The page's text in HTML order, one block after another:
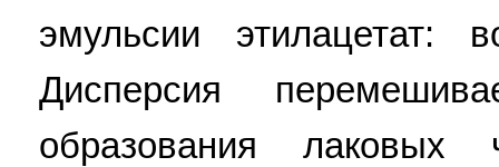
эмульсии этилацетат:
Дисперсия
образования лаковых